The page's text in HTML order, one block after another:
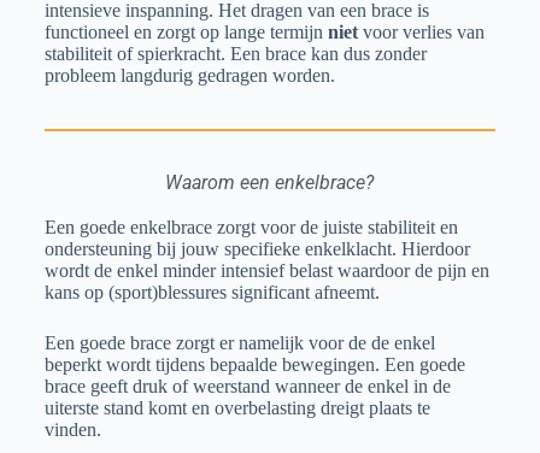
intensieve inspanning. Het dragen van een brace is
functioneel en zorgt op lange termijn niet voor verlies van
stabiliteit of spierkracht. Een brace kan dus zonder
probleem langdurig gedragen worden.
Waarom een enkelbrace?
Een goede enkelbrace zorgt voor de juiste stabiliteit en
ondersteuning bij jouw specifieke enkelklacht. Hierdoor
wordt de enkel minder intensief belast waardoor de pijn en
kans op (sport)blessures significant afneemt.
Een goede brace zorgt er namelijk voor de de enkel
beperkt wordt tijdens bepaalde bewegingen. Een goede
brace geeft druk of weerstand wanneer de enkel in de
uiterste stand komt en overbelasting dreigt plaats te
vinden.